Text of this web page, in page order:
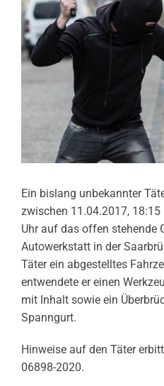
Ein bislang unbekannter
zwischen 11.04.2017,
Uhr auf das offen stehende
Autowerkstatt in der
Täter ein abgestelltes
entwendete er einen
mit Inhalt sowie ein
Spanngurt.
Hinweise auf den Täter
06898-2020.